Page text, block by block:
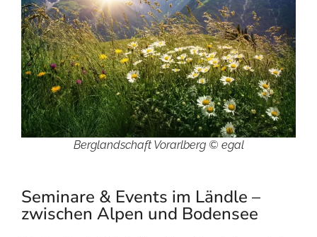
Seminare & Events im Ländle –
zwischen Alpen und Bodensee
Berglandschaft Vorarlberg © egal